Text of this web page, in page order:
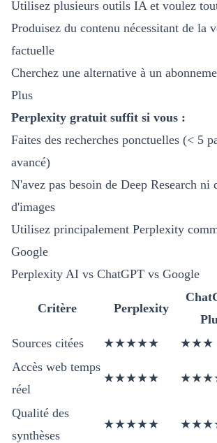
Utilisez plusieurs outils IA et voulez
Produisez du contenu nécessitant de la
factuelle
Cherchez une alternative à un
Plus
Perplexity gratuit suffit si vous :
Faites des recherches ponctuelles (< 5
avancé)
N'avez pas besoin de Deep Research ni
d'images
Utilisez principalement Perplexity
Google
Perplexity AI vs ChatGPT vs Google
Critère Perplexity
Sources citées ★★★★★ ★★★
Accès web temps
réel
★★★★★
Qualité des
synthèses
★★★★★